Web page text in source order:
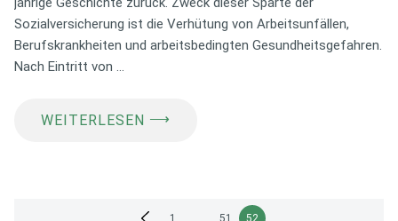
Sozialversicherung ist die Verhütung von Arbeitsunfällen,
Berufskrankheiten und arbeitsbedingten Gesundheitsgefahren.
Nach Eintritt von …
WEITERLESEN ⟶
Seitennummerierung
1 … 51 52